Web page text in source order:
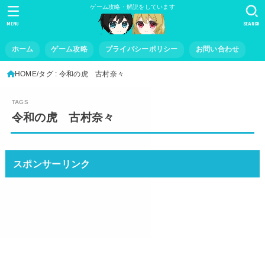
ゲーム攻略・解説をしています
ホーム ゲーム攻略 プライバシーポリシー お問い合わせ
SEARCH
MENU
HOME タグ : 令和の虎 古村奈々
令和の虎 古村奈々
スポンサーリンク